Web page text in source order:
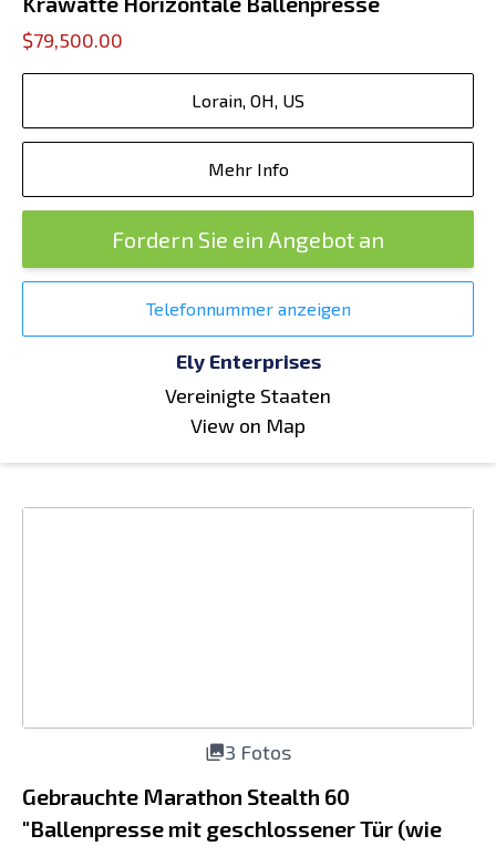
$79,500.00
Lorain, OH, US
Mehr Info
Fordern Sie ein Angebot an
Telefonnummer anzeigen
Ely Enterprises
Vereinigte Staaten
View on Map
3 Fotos
Gebrauchte Marathon Stealth 60
"Ballenpresse mit geschlossener Tür (wie